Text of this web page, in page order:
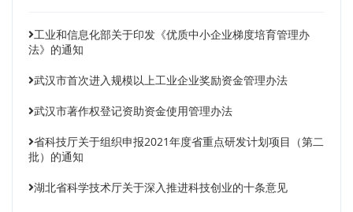
工业和信息化部关于印发《优质中小企业梯度培育管理办
法》的通知
武汉市首次进入规模以上工业企业奖励资金管理办法
武汉市著作权登记资助资金使用管理办法
省科技厅关于组织申报2021年度省重点研发计划项目（第二
批）的通知
湖北省科学技术厅关于深入推进科技创业的十条意见